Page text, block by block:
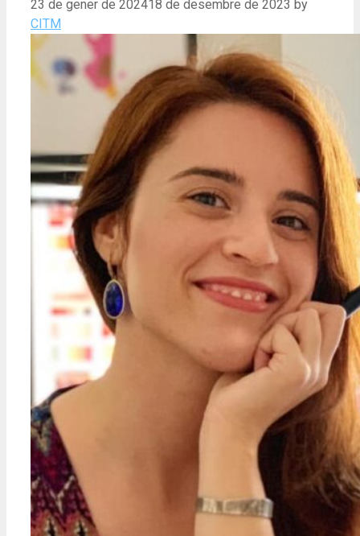
23 de gener de 202418 de desembre de 2023 by
CITM